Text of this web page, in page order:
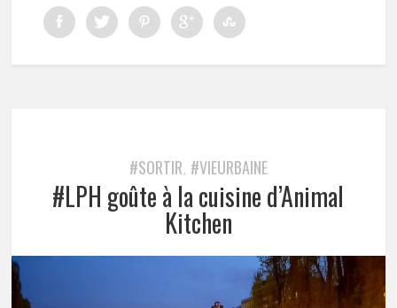
#SORTIR, #VIEURBAINE
#LPH goûte à la cuisine d’Animal
Kitchen